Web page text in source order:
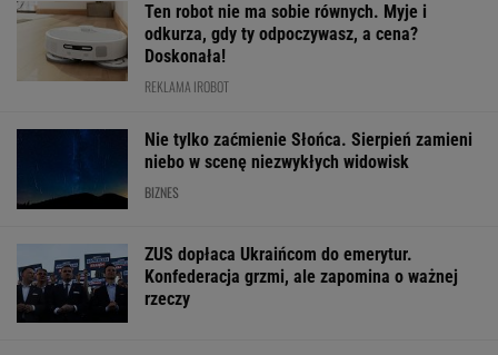
Ten robot nie ma sobie równych. Myje i
odkurza, gdy ty odpoczywasz, a cena?
Doskonała!
REKLAMA IROBOT
Nie tylko zaćmienie Słońca. Sierpień zamieni
niebo w scenę niezwykłych widowisk
BIZNES
ZUS dopłaca Ukraińcom do emerytur.
Konfederacja grzmi, ale zapomina o ważnej
rzeczy